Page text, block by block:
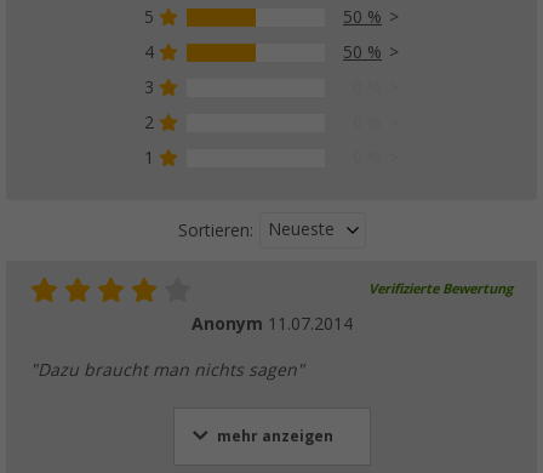
5
50 %
4
50 %
3
2
1
Sortieren: Neueste
Verifizierte Bewertung
Anonym 11.07.2014
"Dazu braucht man nichts sagen"
mehr anzeigen